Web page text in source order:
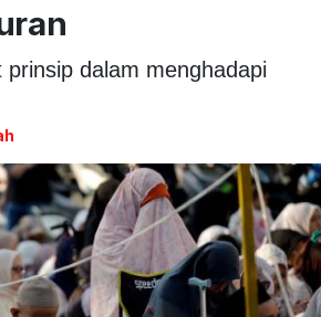
dalam menghadapi